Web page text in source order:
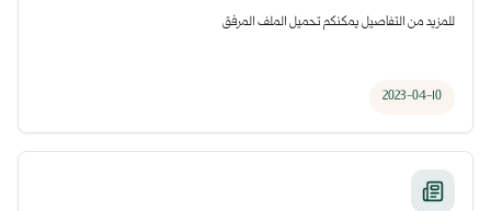
للمزيد من التفاصيل يمكنكم تحميل الملف المرفق
2023-04-10